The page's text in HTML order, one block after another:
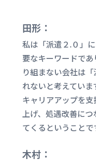
田形：
私は 「派遣２.０」
要なキーワードで
り組まない会社は
れないと考えてい
キャリアアップを
上げ、処遇改善に
てくるということで
木村：